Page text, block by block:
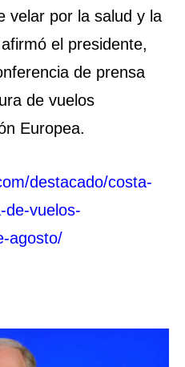
velar por la salud y la
el presidente,
de prensa
de vuelos
Europea.
destacado/costa-
de-vuelos-
agosto/